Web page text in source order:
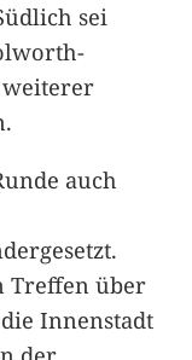
sei
weiterer
auch
Treffen über
Innenstadt